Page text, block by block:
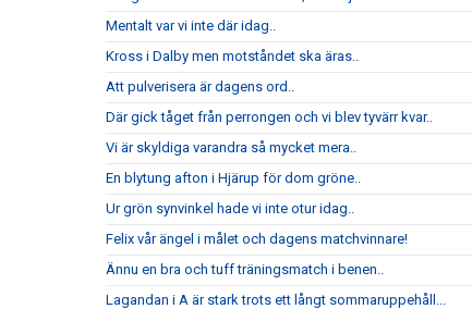
Mentalt var vi inte där idag..
Kross i Dalby men motståndet ska äras..
Att pulverisera är dagens ord..
Där gick tåget från perrongen och vi blev tyvärr kvar..
Vi är skyldiga varandra så mycket mera..
En blytung afton i Hjärup för dom gröne..
Ur grön synvinkel hade vi inte otur idag..
Felix vår ängel i målet och dagens matchvinnare!
Ännu en bra och tuff träningsmatch i benen..
Lagandan i A är stark trots ett långt sommaruppehåll...